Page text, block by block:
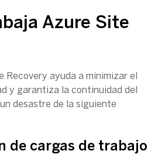
Azure Site
Recovery ayuda a minimizar el
y garantiza la continuidad del
desastre de la siguiente
de cargas de trabajo